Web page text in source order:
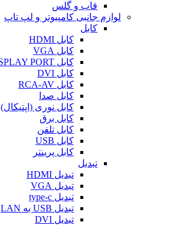
قاب و گلس
لوازم جانبی کامپیوتر و لپ تاپ
کابل
کابل HDMI
کابل VGA
کابل DISPLAY PORT
کابل DVI
کابل RCA-AV
کابل صدا
کابل نوری (اپتیکال)
کابل برق
کابل تلفن
کابل USB
کابل پرینتر
تبدیل
تبدیل HDMI
تبدیل VGA
تبدیل type-c
تبدیل USB به LAN
تبدیل DVI